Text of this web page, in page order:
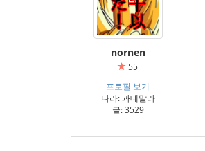
nornen
55
프로필 보기
나라: 과테말라
글: 3529